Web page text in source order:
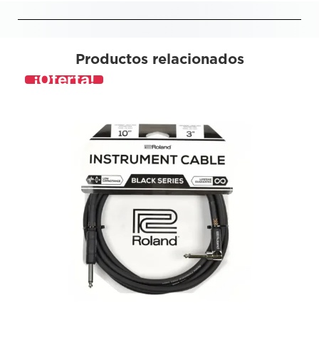
Productos relacionados
¡Oferta!